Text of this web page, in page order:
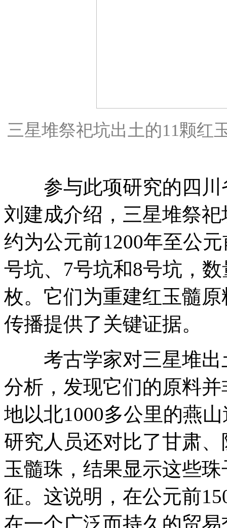
三星堆祭祀坑出土的11颗红
参与此项研究的四川
刘建成介绍，三星堆祭
约为公元前1200年至公
号坑、7号坑和8号坑，
枚。它们为重建红玉髓
传播提供了关键证据。
考古学家对三星堆出
分析，发现它们的原料
地以北1000多公里的燕
研究人员还对比了甘肃
玉髓珠，结果显示这些
征。这说明，在公元前